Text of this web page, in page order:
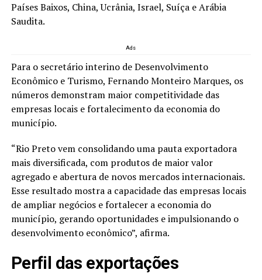
Países Baixos, China, Ucrânia, Israel, Suíça e Arábia
Saudita.
Ads
Para o secretário interino de Desenvolvimento
Econômico e Turismo, Fernando Monteiro Marques, os
números demonstram maior competitividade das
empresas locais e fortalecimento da economia do
município.
“Rio Preto vem consolidando uma pauta exportadora
mais diversificada, com produtos de maior valor
agregado e abertura de novos mercados internacionais.
Esse resultado mostra a capacidade das empresas locais
de ampliar negócios e fortalecer a economia do
município, gerando oportunidades e impulsionando o
desenvolvimento econômico”, afirma.
Perfil das exportações